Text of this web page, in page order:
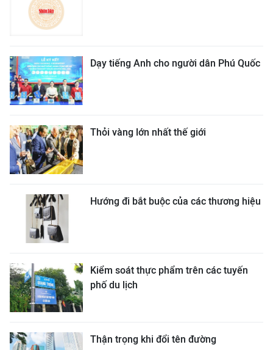
Dạy tiếng Anh cho người dân Phú Quốc
Thỏi vàng lớn nhất thế giới
Hướng đi bắt buộc của các thương hiệu
Kiểm soát thực phẩm trên các tuyến
phố du lịch
Thận trọng khi đổi tên đường